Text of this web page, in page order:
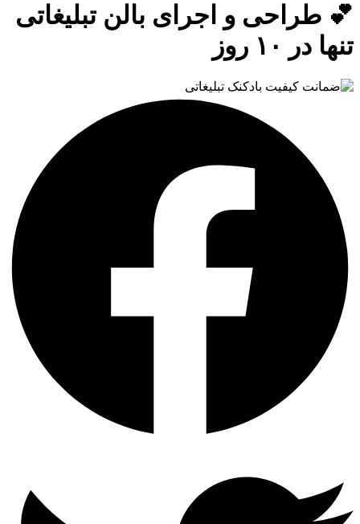
💕 طراحی و اجرای بالن تبلیغاتی
تنها در ۱۰ روز